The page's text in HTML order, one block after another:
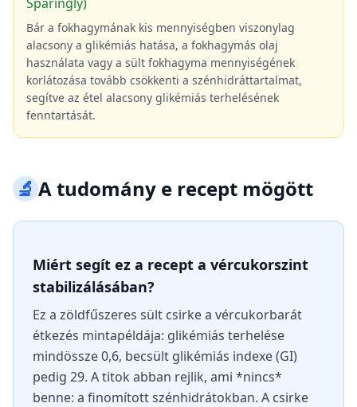
Bár a fokhagymának kis mennyiségben viszonylag
alacsony a glikémiás hatása, a fokhagymás olaj
használata vagy a sült fokhagyma mennyiségének
korlátozása tovább csökkenti a szénhidráttartalmat,
segítve az étel alacsony glikémiás terhelésének
fenntartását.
🔬A tudomány e recept mögött
Miért segít ez a recept a vércukorszint
stabilizálásában?
Ez a zöldfűszeres sült csirke a vércukorbarát
étkezés mintapéldája: glikémiás terhelése
mindössze 0,6, becsült glikémiás indexe (GI)
pedig 29. A titok abban rejlik, ami *nincs*
benne: a finomított szénhidrátokban. A csirke